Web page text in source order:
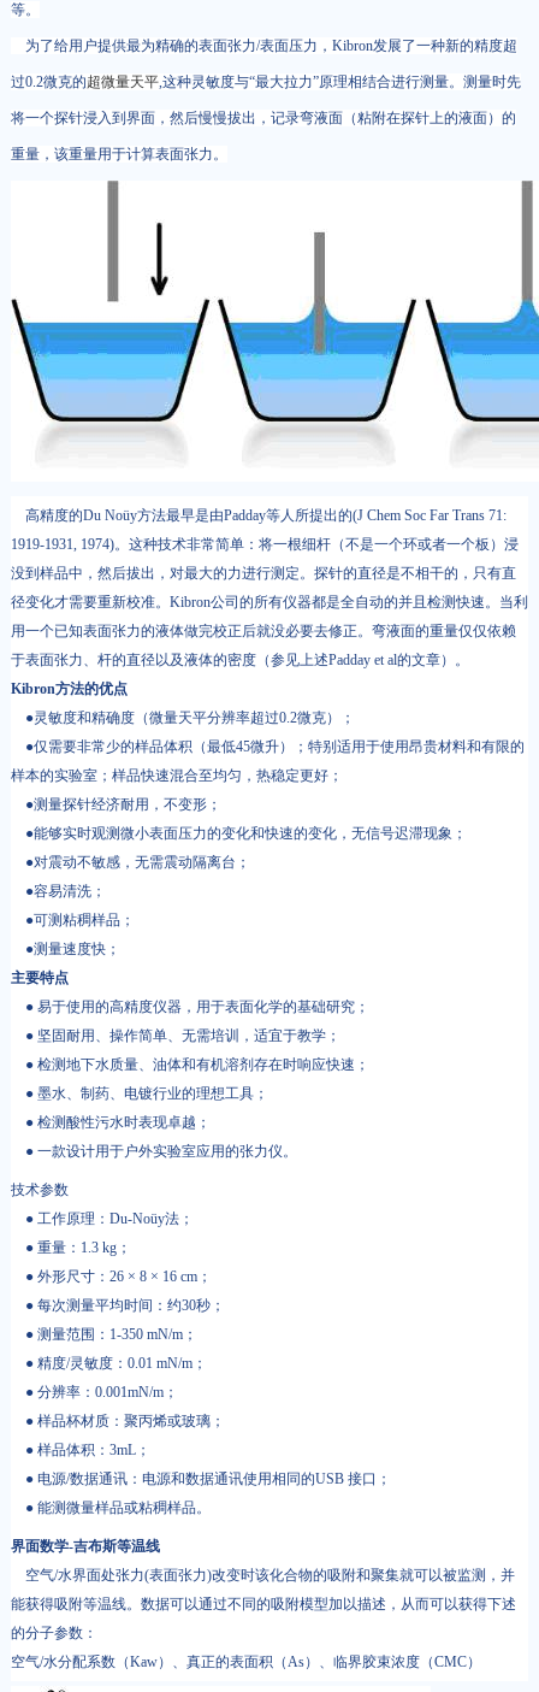
等。
为了给用户提供最为精确的表面张力/表面压力，Kibron发展了一种新的精度超
过0.2微克的超微量天平,这种灵敏度与“最大拉力”原理相结合进行测量。测量时先
将一个探针浸入到界面，然后慢慢拔出，记录弯液面（粘附在探针上的液面）的
重量，该重量用于计算表面张力。
高精度的Du Noüy方法最早是由Padday等人所提出的(J Chem Soc Far Trans 71:
1919-1931, 1974)。这种技术非常简单：将一根细杆（不是一个环或者一个板）浸
没到样品中，然后拔出，对最大的力进行测定。探针的直径是不相干的，只有直
径变化才需要重新校准。Kibron公司的所有仪器都是全自动的并且检测快速。当利
用一个已知表面张力的液体做完校正后就没必要去修正。弯液面的重量仅仅依赖
于表面张力、杆的直径以及液体的密度（参见上述Padday et al的文章）。
Kibron方法的优点
●灵敏度和精确度（微量天平分辨率超过0.2微克）；
●仅需要非常少的样品体积（最低45微升）；特别适用于使用昂贵材料和有限的
样本的实验室；样品快速混合至均匀，热稳定更好；
●测量探针经济耐用，不变形；
●能够实时观测微小表面压力的变化和快速的变化，无信号迟滞现象；
●对震动不敏感，无需震动隔离台；
●容易清洗；
●可测粘稠样品；
●测量速度快；
主要特点
● 易于使用的高精度仪器，用于表面化学的基础研究；
● 坚固耐用、操作简单、无需培训，适宜于教学；
● 检测地下水质量、油体和有机溶剂存在时响应快速；
● 墨水、制药、电镀行业的理想工具；
● 检测酸性污水时表现卓越；
● 一款设计用于户外实验室应用的张力仪。
技术参数
● 工作原理：Du-Noüy法；
● 重量：1.3 kg；
● 外形尺寸：26 × 8 × 16 cm；
● 每次测量平均时间：约30秒；
● 测量范围：1-350 mN/m；
● 精度/灵敏度：0.01 mN/m；
● 分辨率：0.001mN/m；
● 样品杯材质：聚丙烯或玻璃；
● 样品体积：3mL；
● 电源/数据通讯：电源和数据通讯使用相同的USB 接口；
● 能测微量样品或粘稠样品。
界面数学-吉布斯等温线
空气/水界面处张力(表面张力)改变时该化合物的吸附和聚集就可以被监测，并
能获得吸附等温线。数据可以通过不同的吸附模型加以描述，从而可以获得下述
的分子参数：
空气/水分配系数（Kaw）、真正的表面积（As）、临界胶束浓度（CMC）